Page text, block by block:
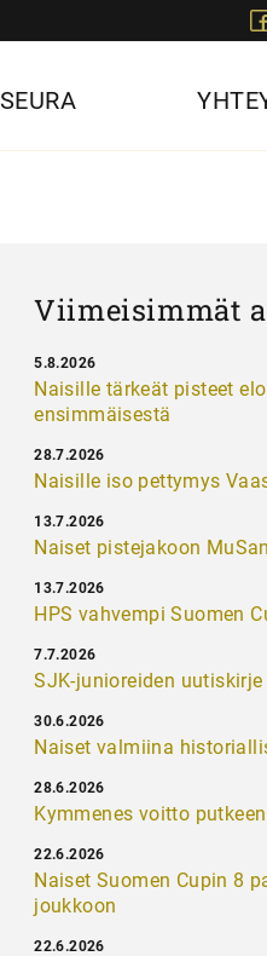
SEURA
Viimeisimmät
Naisille tärkeät pisteet
ensimmäisestä
5.8.2026
Naisille iso pettymys
28.7.2026
Naiset pistejakoon
13.7.2026
HPS vahvempi Suomen
13.7.2026
SJK-junioreiden
7.7.2026
Naiset valmiina
30.6.2026
Kymmenes voitto
28.6.2026
Naiset Suomen Cupin 8
joukkoon
22.6.2026
22.6.2026